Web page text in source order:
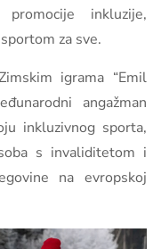
inkluzije,
za sve.
igrama “Emil
angažman
inkluzivnog sporta,
s invaliditetom i
na evropskoj